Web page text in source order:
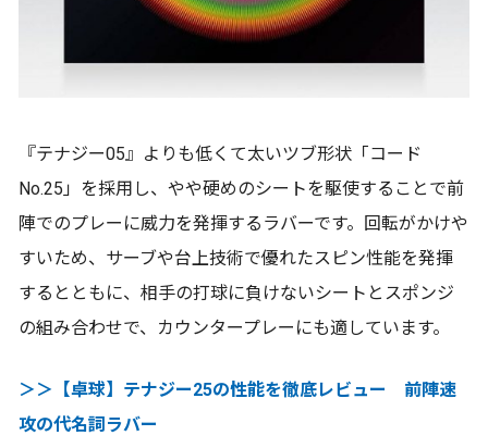
『テナジー05』よりも低くて太いツブ形状「コード
No.25」を採用し、やや硬めのシートを駆使することで前
陣でのプレーに威力を発揮するラバーです。回転がかけや
すいため、サーブや台上技術で優れたスピン性能を発揮
するとともに、相手の打球に負けないシートとスポンジ
の組み合わせで、カウンタープレーにも適しています。
＞＞【卓球】テナジー25の性能を徹底レビュー 前陣速
攻の代名詞ラバー